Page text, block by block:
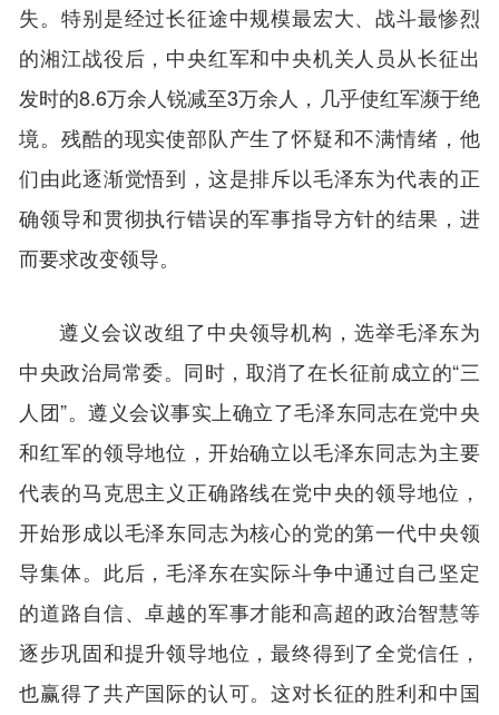
失。特别是经过长征途中规模最宏大、战斗最惨烈
的湘江战役后，中央红军和中央机关人员从长征出
发时的8.6万余人锐减至3万余人，几乎使红军濒于绝
境。残酷的现实使部队产生了怀疑和不满情绪，他
们由此逐渐觉悟到，这是排斥以毛泽东为代表的正
确领导和贯彻执行错误的军事指导方针的结果，进
而要求改变领导。
遵义会议改组了中央领导机构，选举毛泽东为
中央政治局常委。同时，取消了在长征前成立的“三
人团”。遵义会议事实上确立了毛泽东同志在党中央
和红军的领导地位，开始确立以毛泽东同志为主要
代表的马克思主义正确路线在党中央的领导地位，
开始形成以毛泽东同志为核心的党的第一代中央领
导集体。此后，毛泽东在实际斗争中通过自己坚定
的道路自信、卓越的军事才能和高超的政治智慧等
逐步巩固和提升领导地位，最终得到了全党信任，
也赢得了共产国际的认可。这对长征的胜利和中国